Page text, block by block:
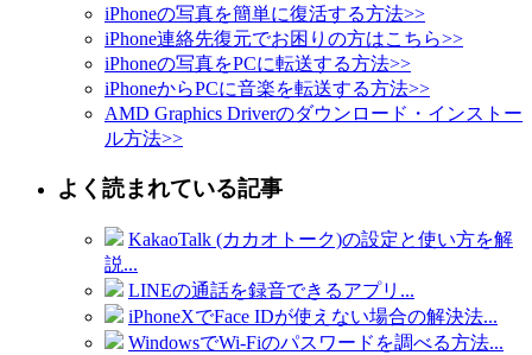
iPhoneの写真を簡単に復活する方法>>
iPhone連絡先復元でお困りの方はこちら>>
iPhoneの写真をPCに転送する方法>>
iPhoneからPCに音楽を転送する方法>>
AMD Graphics Driverのダウンロード・インストー
ル方法>>
よく読まれている記事
KakaoTalk (カカオトーク)の設定と使い方を解
説...
LINEの通話を録音できるアプリ...
iPhoneXでFace IDが使えない場合の解決法...
WindowsでWi-Fiのパスワードを調べる方法...